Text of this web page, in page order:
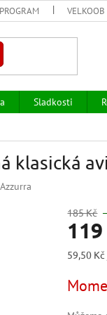
Sladkosti
klasická
185 Kč
Měrná
59,50 Kč